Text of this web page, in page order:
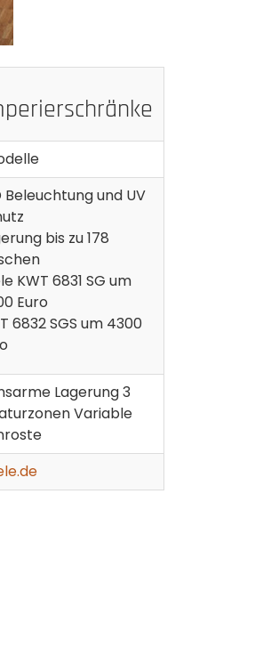
Beleuchtung und UV
bis zu 178
KWT 6831 SG um
Euro
6832 SGS um 4300
Lagerung 3
Variable